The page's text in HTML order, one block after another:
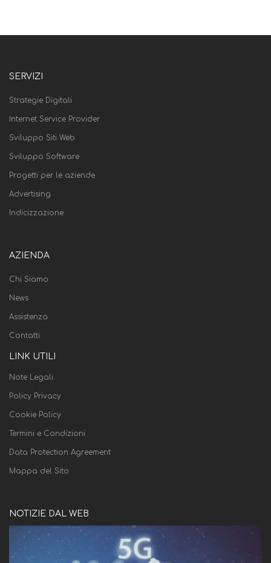
SERVIZI
Strategie Digitali
Internet Service Provider
Sviluppo Siti Web
Sviluppo Software
Progetti per le aziende
Advertising
Indicizzazione
AZIENDA
Chi Siamo
News
Assistenza
Contatti
LINK UTILI
Note Legali
Policy Privacy
Cookie Policy
Termini e Condizioni
Data Protection Agreement
Mappa del Sito
NOTIZIE DAL WEB